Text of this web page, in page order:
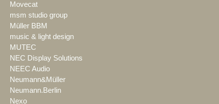
Movecat
msm studio group
Müller BBM
music & light design
MUTEC
NEC Display Solutions
NEEC Audio
Neumann&Müller
Neumann.Berlin
Nexo